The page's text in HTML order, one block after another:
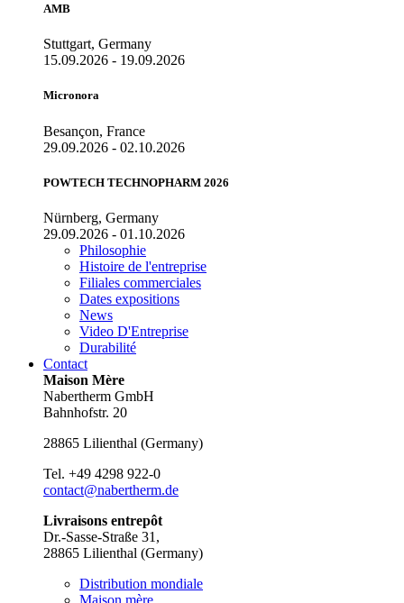
AMB
Stuttgart, Germany
15.09.2026 - 19.09.2026
Micronora
Besançon, France
29.09.2026 - 02.10.2026
POWTECH TECHNOPHARM 2026
Nürnberg, Germany
29.09.2026 - 01.10.2026
Philosophie
Histoire de l'entreprise
Filiales commerciales
Dates expositions
News
Video D'Entreprise
Durabilité
Contact
Maison Mère
Nabertherm GmbH
Bahnhofstr. 20
28865 Lilienthal (Germany)
Tel. +49 4298 922-0
contact@nabertherm.de
Livraisons entrepôt
Dr.-Sasse-Straße 31,
28865 Lilienthal (Germany)
Distribution mondiale
Maison mère